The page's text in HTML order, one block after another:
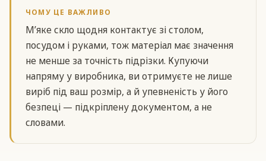
ЧОМУ ЦЕ ВАЖЛИВО
М’яке скло щодня контактує зі столом,
посудом і руками, тож матеріал має значення
не менше за точність підрізки. Купуючи
напряму у виробника, ви отримуєте не лише
виріб під ваш розмір, а й упевненість у його
безпеці — підкріплену документом, а не
словами.